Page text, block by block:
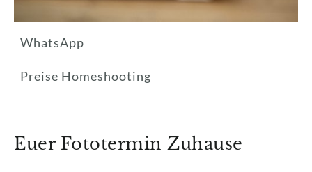
WhatsApp
Preise Homeshooting
Euer Fototermin Zuhause